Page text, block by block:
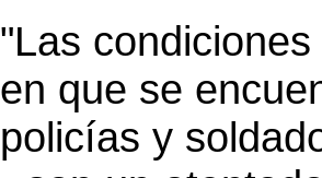
"Las
en que se
policías y